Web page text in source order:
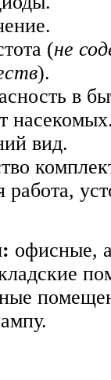
(не
).
в
вид.
работа,
офисные,